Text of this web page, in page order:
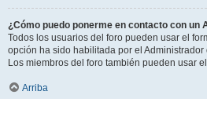
¿Cómo puedo ponerme en contacto con un
Todos los usuarios del foro pueden usar el
opción ha sido habilitada por el Administrador
Los miembros del foro también pueden usar
Arriba